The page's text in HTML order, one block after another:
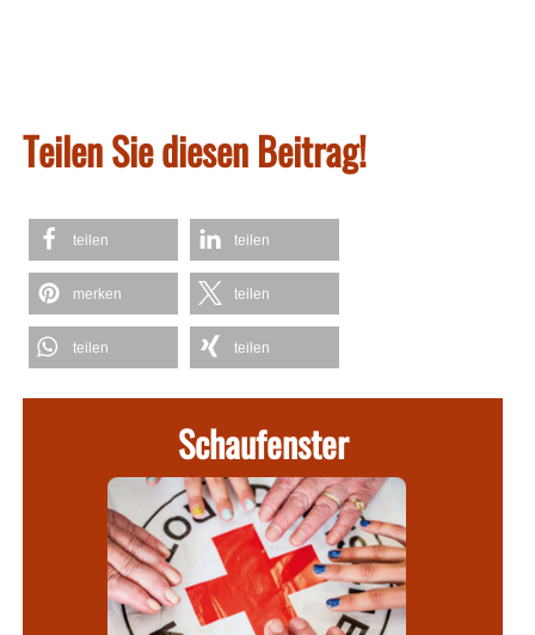
Teilen Sie diesen Beitrag!
teilen teilen
merken teilen
teilen teilen
Schaufenster